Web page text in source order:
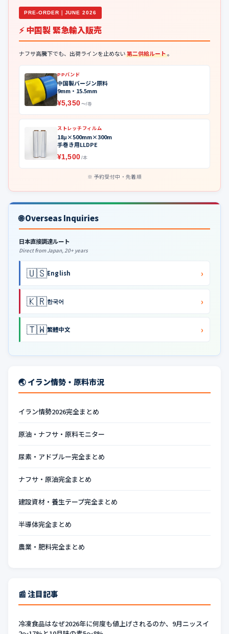
PRE-ORDER｜JUNE 2026
⚡ 中国製 緊急輸入販売
ナフサ高騰下でも、出荷ラインを止めない第二供給ルート。
PPバンド
中国製バージン原料
9mm・15.5mm
¥5,350 〜/巻
ストレッチフィルム
18μ×500mm×300m
手巻き用LLDPE
¥1,500 /本
予約受付中・先着順
🌐 Overseas Inquiries
日本直接調達ルート
Direct from Japan, 20+ years
🇺🇸English ›
🇰🇷한국어 ›
🇹🇼繁體中文 ›
🌏 イラン情勢・原料市況
イラン情勢2026完全まとめ
原油・ナフサ・原料モニター
尿素・アドブルー完全まとめ
ナフサ・原油完全まとめ
建設資材・養生テープ完全まとめ
半導体完全まとめ
農業・肥料完全まとめ
📰 注目記事
冷凍食品はなぜ2026年に何度も値上げされるのか、9月ニッスイ